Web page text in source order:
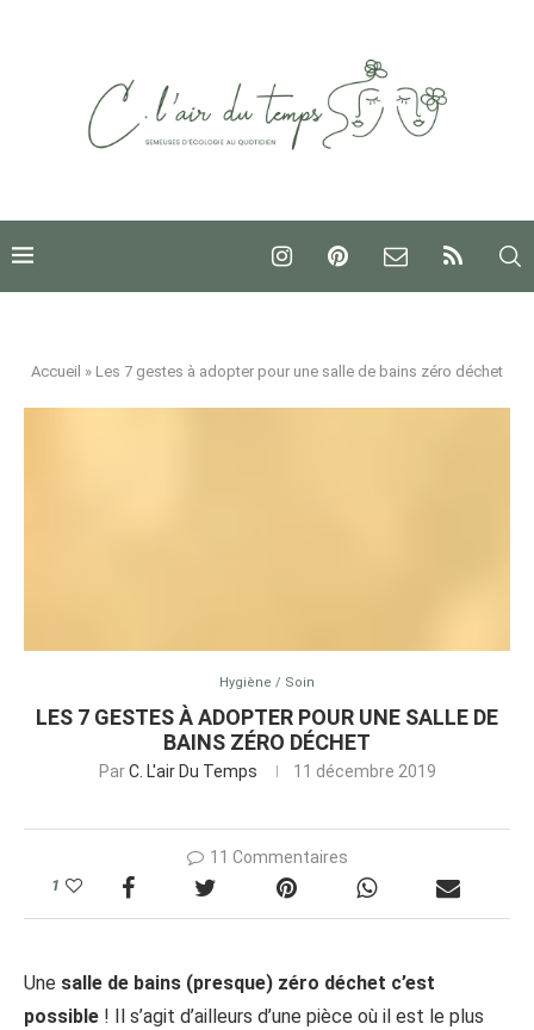
Accueil » Les 7 gestes à adopter pour une salle de bains zéro déchet
Hygiène / Soin
LES 7 GESTES À ADOPTER POUR UNE SALLE DE
BAINS ZÉRO DÉCHET
ParC. L'air Du Temps 11 décembre 2019
11 Commentaires
1
Une salle de bains (presque) zéro déchet c’est
possible ! Il s’agit d’ailleurs d’une pièce où il est le plus